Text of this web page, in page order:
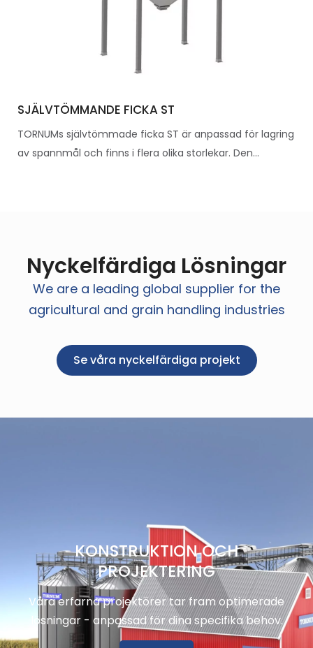
SJÄLVTÖMMANDE FICKA ST
TORNUMs självtömmade ficka ST är anpassad för lagring
av spannmål och finns i flera olika storlekar. Den...
Nyckelfärdiga Lösningar
We are a leading global supplier for the
agricultural and grain handling industries
Se våra nyckelfärdiga projekt
KONSTRUKTION OCH
PROJEKTERING
Våra erfarna projektörer tar fram optimerade
lösningar - anpassad för dina specifika behov.